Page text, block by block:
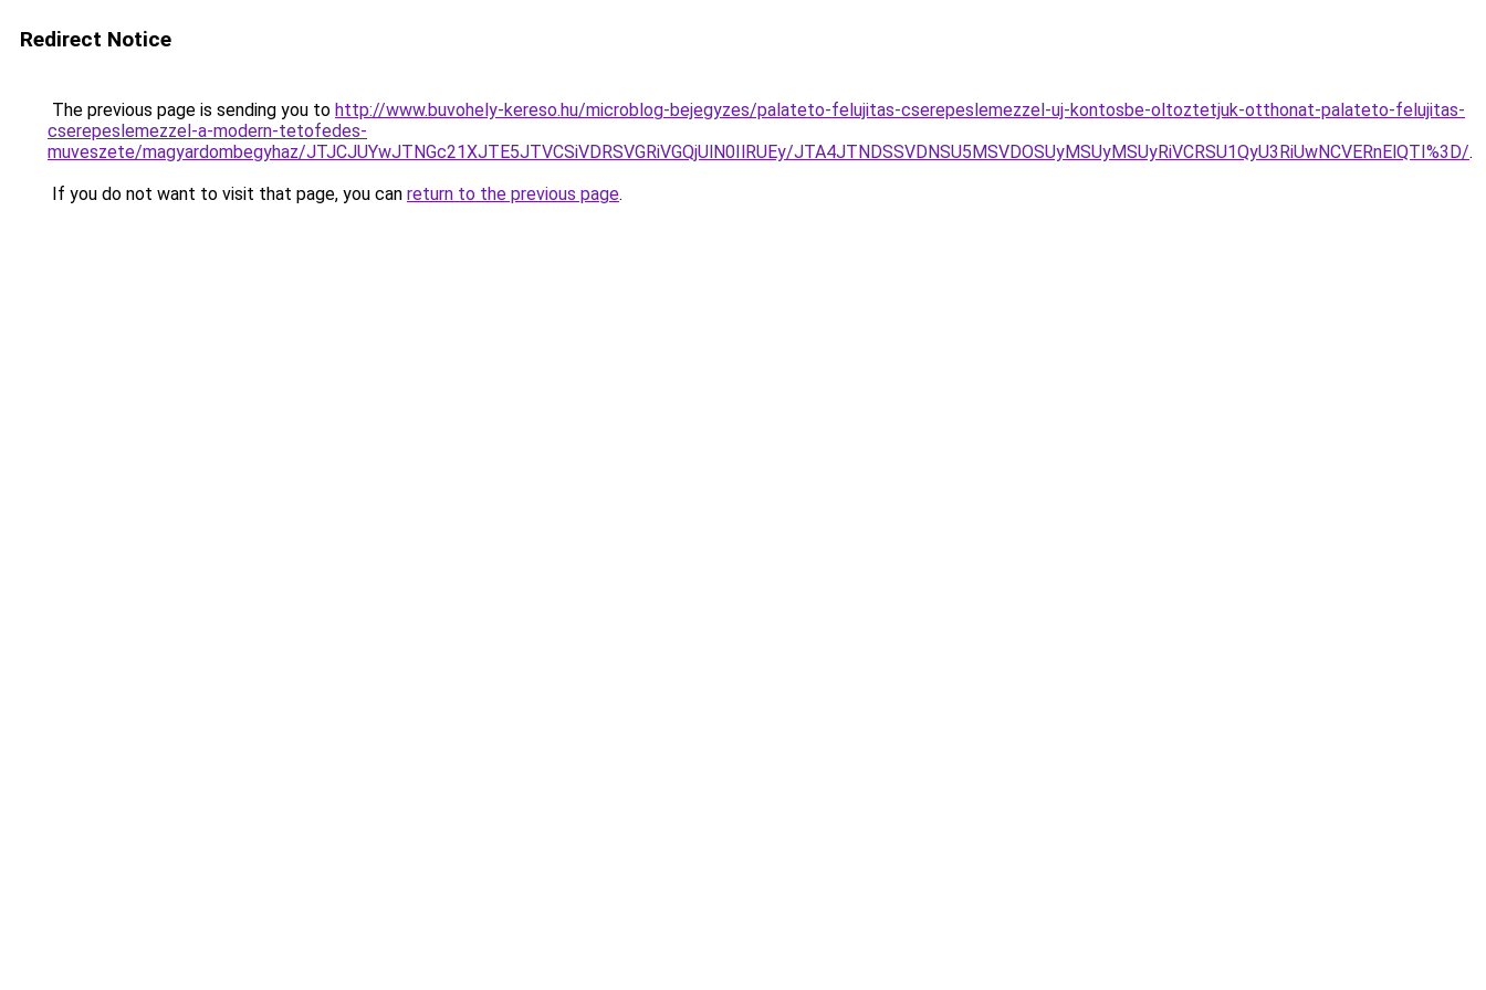
Redirect Notice
The previous page is sending you to http://www.buvohely-kereso.hu/microblog-bejegyzes/palateto-felujitas-cserepeslemezzel-uj-kontosbe-oltoztetjuk-otthonat-palateto-felujitas-
cserepeslemezzel-a-modern-tetofedes-
muveszete/magyardombegyhaz/JTJCJUYwJTNGc21XJTE5JTVCSiVDRSVGRiVGQjUlN0IlRUEy/JTA4JTNDSSVDNSU5MSVDOSUyMSUyMSUyRiVCRSU1QyU3RiUwNCVERnElQTI%3D/.
If you do not want to visit that page, you can return to the previous page.